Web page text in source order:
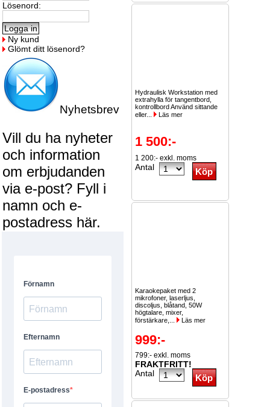
Lösenord:
Ny kund
Glömt ditt lösenord?
Nyhetsbrev
Vill du ha nyheter
och information
om erbjudanden
via e-post? Fyll i
namn och e-
postadress här.
Hydraulisk Workstation med
extrahylla för tangentbord,
kontrollbord Använd sittande
eller...
Läs mer
1 500:-
1 200:- exkl. moms
Antal
Karaokepaket med 2
mikrofoner, laserljus,
discoljus, blåtand, 50W
högtalare, mixer,
förstärkare,...
Läs mer
999:-
799:- exkl. moms
FRAKTFRITT!
Antal